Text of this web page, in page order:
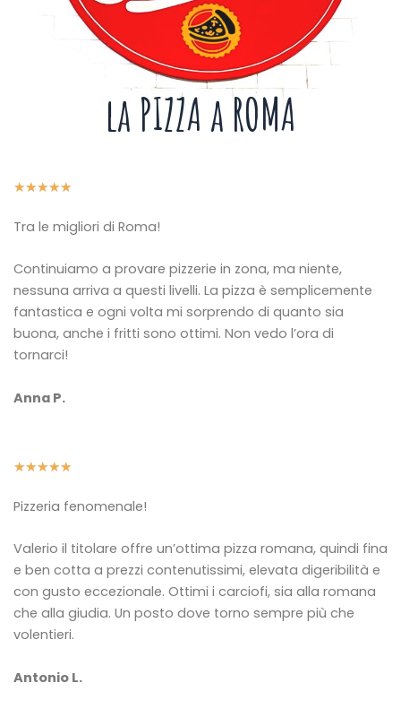
la PIZZA a ROMA
★★★★★
5
Tra le migliori di Roma!
Continuiamo a provare pizzerie in zona, ma niente,
nessuna arriva a questi livelli. La pizza è semplicemente
fantastica e ogni volta mi sorprendo di quanto sia
buona, anche i fritti sono ottimi. Non vedo l’ora di
tornarci!
Anna P.
★★★★★
5
Pizzeria fenomenale!
Valerio il titolare offre un’ottima pizza romana, quindi fina
e ben cotta a prezzi contenutissimi, elevata digeribilità e
con gusto eccezionale. Ottimi i carciofi, sia alla romana
che alla giudia. Un posto dove torno sempre più che
volentieri.
Antonio L.